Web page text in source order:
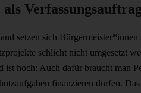
setzen sich
schlicht nicht umgesetzt
ist hoch: Auch dafür braucht man
finanzieren dürfen.